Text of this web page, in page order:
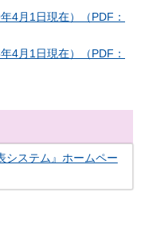
4月1日現在）（PDF：
4月1日現在）（PDF：
システム』ホームペー